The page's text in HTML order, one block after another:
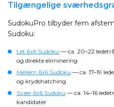
Tilgængelige
SudokuPro tilbyder fem
Sudoku:
Let 6x6 Sudoku — ca. 20–22
og direkte eliminering
Mellem 6x6 Sudoku — ca. 17–19
og krydshatching
Svær 6x6 Sudoku — ca. 14–16
kandidater